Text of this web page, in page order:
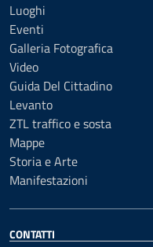
Luoghi
Eventi
Galleria Fotografica
Video
Guida Del Cittadino
Levanto
ZTL traffico e sosta
Mappe
Storia e Arte
Manifestazioni
CONTATTI